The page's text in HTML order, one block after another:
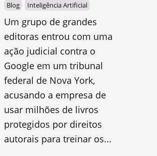
Blog Inteligência Artificial
Um grupo de grandes
editoras entrou com uma
ação judicial contra o
Google em um tribunal
federal de Nova York,
acusando a empresa de
usar milhões de livros
protegidos por direitos
autorais para treinar os...